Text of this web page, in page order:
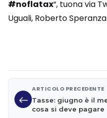
#noflatax“, tuona via
Uguali, Roberto Speranza.
ARTICOLO PRECEDENTE
Tasse: giugno è il
cosa si deve pagare